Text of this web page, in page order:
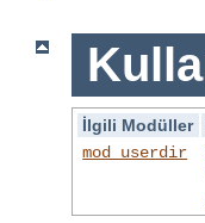
İlgili Modüller
mod_userdir